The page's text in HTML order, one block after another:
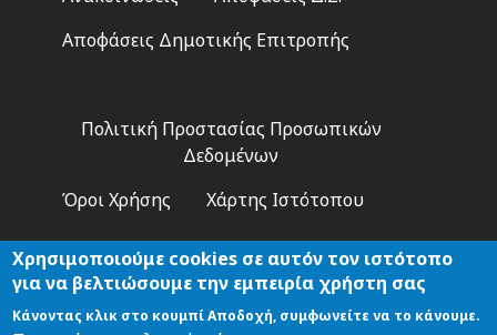
Αποφάσεις Δημοτικής Επιτροπής
Πολιτική Προστασίας Προσωπικών
Δεδομένων
Όροι Χρήσης
Χάρτης Ιστότοπου
Αναζήτηση
Χρησιμοποιούμε cookies σε αυτόν τον ιστότοπο
για να βελτιώσουμε την εμπειρία χρήστη σας
Κάνοντας κλικ στο κουμπί Αποδοχή, συμφωνείτε να το κάνουμε.